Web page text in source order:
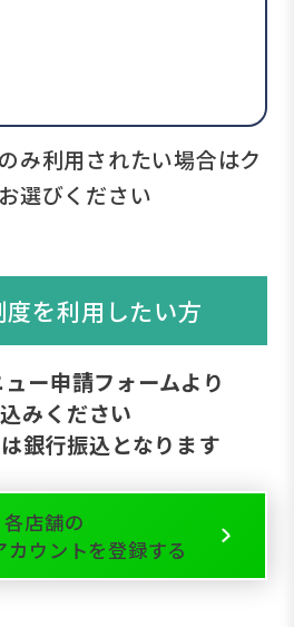
み利用されたい場合はク
選びください
を利用したい方
ー申請フォームより
みください
銀行振込となります
各店舗の
ウントを登録する